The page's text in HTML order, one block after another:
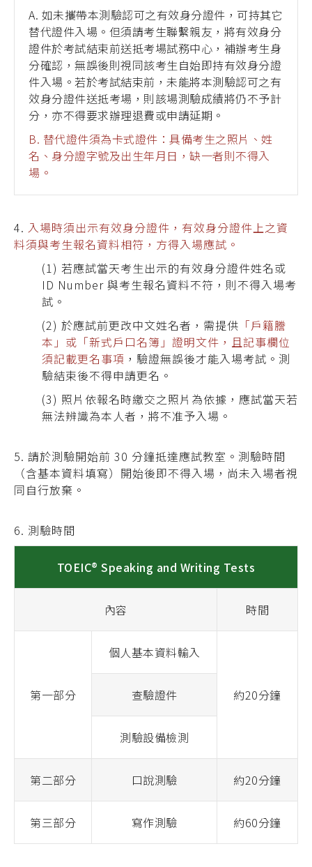
A. 如未攜帶本測驗認可之有效身分證件，可持其它
替代證件入場。但須請考生聯繫親友，將有效身分
證件於考試結束前送抵考場試務中心，補辦考生身
分確認，無誤後則視同該考生自始即持有效身分證
件入場。若於考試結束前，未能將本測驗認可之有
效身分證件送抵考場，則該場測驗成績將仍不予計
分，亦不得要求辦理退費或申請延期。
B. 替代證件須為卡式證件：具備考生之照片、姓
名、身分證字號及出生年月日，缺一者則不得入
場。
4. 入場時須出示有效身分證件，有效身分證件上之資
料須與考生報名資料相符，方得入場應試。
(1) 若應試當天考生出示的有效身分證件姓名或
ID Number 與考生報名資料不符，則不得入場考
試。
(2) 於應試前更改中文姓名者，需提供 「戶籍謄
本」或「新式戶口名簿」證明文件，且記事欄位
須記載更名事項 ，驗證無誤後才能入場考試。測
驗結束後不得申請更名。
(3) 照片依報名時繳交之照片為依據，應試當天若
無法辨識為本人者，將不准予入場。
5. 請於測驗開始前 30 分鐘抵達應試教室。測驗時間
（含基本資料填寫）開始後即不得入場， 尚未入場者視
同自行放棄 。
6. 測驗時間
TOEIC® Speaking and Writing Tests
內容 時間
第一部分
個人基本資料輸入
約20分鐘
查驗證件
測驗設備檢測
第二部分 口說測驗 約20分鐘
第三部分 寫作測驗 約60分鐘